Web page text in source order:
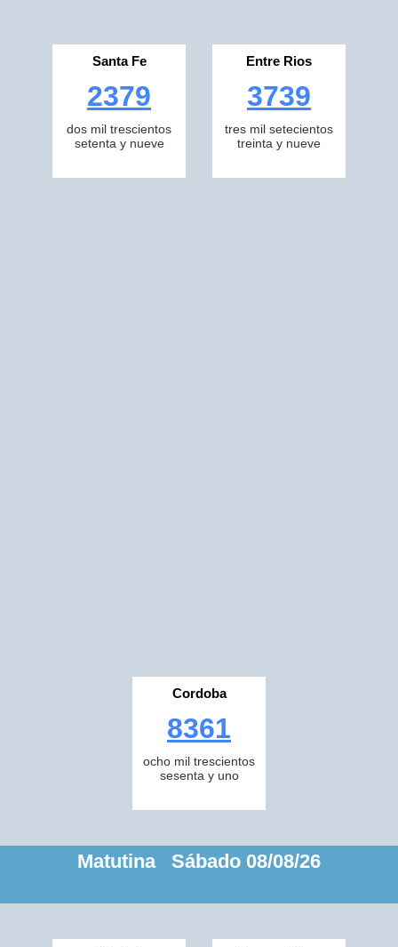
Santa Fe
2379
dos mil trescientos
setenta y nueve
Entre Rios
3739
tres mil setecientos
treinta y nueve
Cordoba
8361
ocho mil trescientos
sesenta y uno
Matutina Sábado 08/08/26